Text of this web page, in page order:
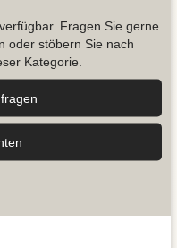
Fragen Sie gerne
oder stöbern Sie nach
Kategorie.